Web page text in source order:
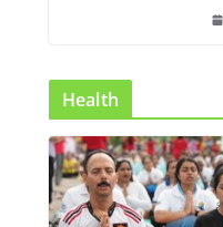
Health